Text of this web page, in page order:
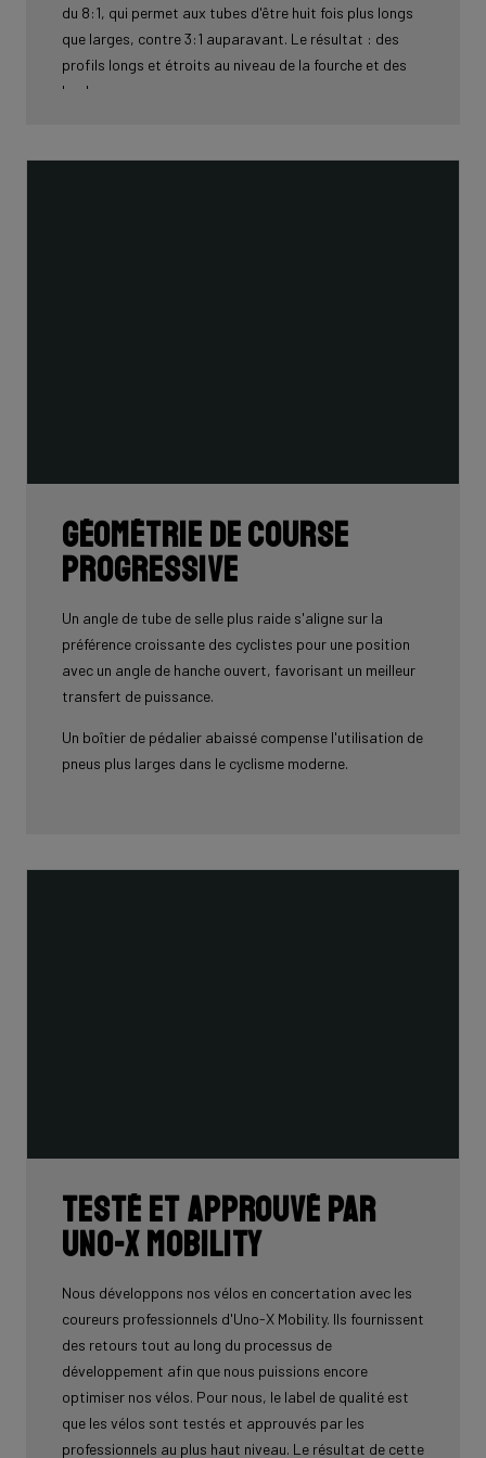
du 8:1, qui permet aux tubes d'être huit fois plus longs
que larges, contre 3:1 auparavant. Le résultat : des
profils longs et étroits au niveau de la fourche et des
haubans.
Géométrie de course
progressive
Un angle de tube de selle plus raide s'aligne sur la
préférence croissante des cyclistes pour une position
avec un angle de hanche ouvert, favorisant un meilleur
transfert de puissance.
Un boîtier de pédalier abaissé compense l'utilisation de
pneus plus larges dans le cyclisme moderne.
Testé et approuvé par
Uno-X Mobility
Nous développons nos vélos en concertation avec les
coureurs professionnels d'Uno-X Mobility. Ils fournissent
des retours tout au long du processus de
développement afin que nous puissions encore
optimiser nos vélos. Pour nous, le label de qualité est
que les vélos sont testés et approuvés par les
professionnels au plus haut niveau. Le résultat de cette